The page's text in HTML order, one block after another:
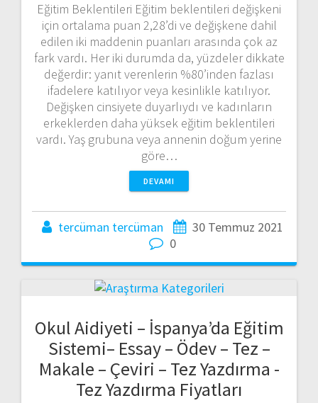
Eğitim Beklentileri Eğitim beklentileri değişkeni
için ortalama puan 2,28’di ve değişkene dahil
edilen iki maddenin puanları arasında çok az
fark vardı. Her iki durumda da, yüzdeler dikkate
değerdir: yanıt verenlerin %80’inden fazlası
ifadelere katılıyor veya kesinlikle katılıyor.
Değişken cinsiyete duyarlıydı ve kadınların
erkeklerden daha yüksek eğitim beklentileri
vardı. Yaş grubuna veya annenin doğum yerine
göre…
DEVAMI
tercüman tercüman
30 Temmuz 2021
0
Okul Aidiyeti – İspanya’da Eğitim
Sistemi– Essay – Ödev – Tez –
Makale – Çeviri – Tez Yazdırma -
Tez Yazdırma Fiyatları